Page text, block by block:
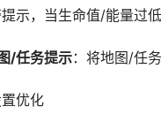
示，当生命值/能量过
/任务提示：将地图/任
优化